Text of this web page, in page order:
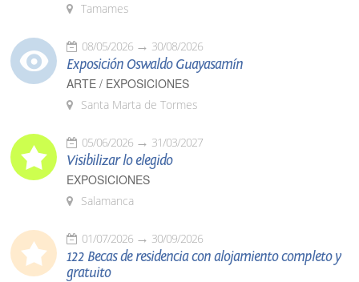
Tamames
08/05/2026 30/08/2026
Exposición Oswaldo Guayasamín
ARTE / EXPOSICIONES
Santa Marta de Tormes
05/06/2026 31/03/2027
Visibilizar lo elegido
EXPOSICIONES
Salamanca
01/07/2026 30/09/2026
122 Becas de residencia con alojamiento completo y
gratuito